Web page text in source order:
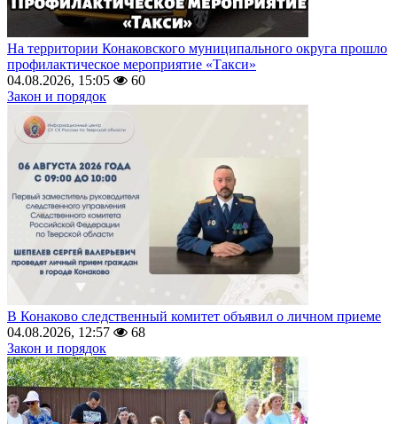
На территории Конаковского муниципального округа прошло
профилактическое мероприятие «Такси»
04.08.2026, 15:05
60
Закон и порядок
В Конаково следственный комитет объявил о личном приеме
04.08.2026, 12:57
68
Закон и порядок